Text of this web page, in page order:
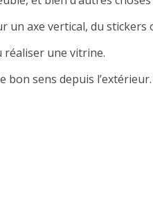
un axe vertical, du
réaliser une vitrine.
bon sens depuis l’extérieur.